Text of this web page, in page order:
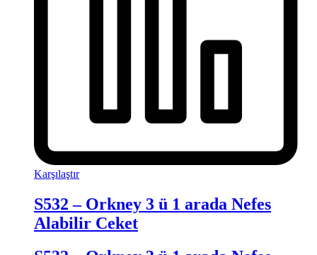
Karşılaştır
S532 – Orkney 3 ü 1 arada Nefes
Alabilir Ceket